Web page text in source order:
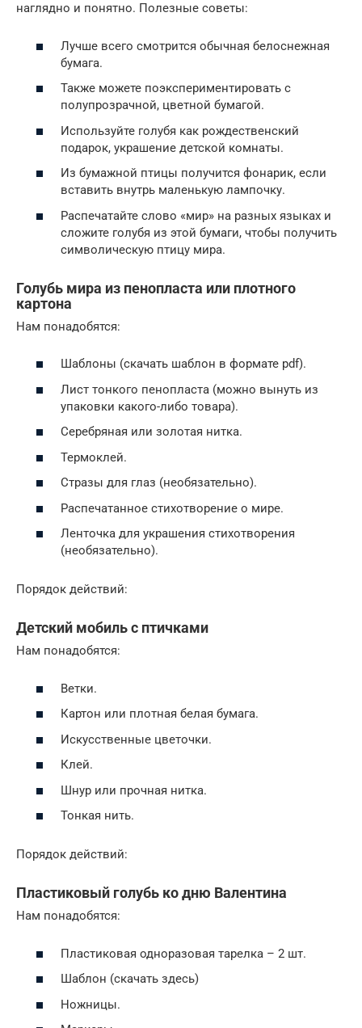
наглядно и понятно. Полезные советы:
Лучше всего смотрится обычная белоснежная
бумага.
Также можете поэкспериментировать с
полупрозрачной, цветной бумагой.
Используйте голубя как рождественский
подарок, украшение детской комнаты.
Из бумажной птицы получится фонарик, если
вставить внутрь маленькую лампочку.
Распечатайте слово «мир» на разных языках и
сложите голубя из этой бумаги, чтобы получить
символическую птицу мира.
Голубь мира из пенопласта или плотного
картона
Нам понадобятся:
Шаблоны (скачать шаблон в формате pdf).
Лист тонкого пенопласта (можно вынуть из
упаковки какого-либо товара).
Серебряная или золотая нитка.
Термоклей.
Стразы для глаз (необязательно).
Распечатанное стихотворение о мире.
Ленточка для украшения стихотворения
(необязательно).
Порядок действий:
Детский мобиль с птичками
Нам понадобятся:
Ветки.
Картон или плотная белая бумага.
Искусственные цветочки.
Клей.
Шнур или прочная нитка.
Тонкая нить.
Порядок действий:
Пластиковый голубь ко дню Валентина
Нам понадобятся:
Пластиковая одноразовая тарелка – 2 шт.
Шаблон (скачать здесь)
Ножницы.